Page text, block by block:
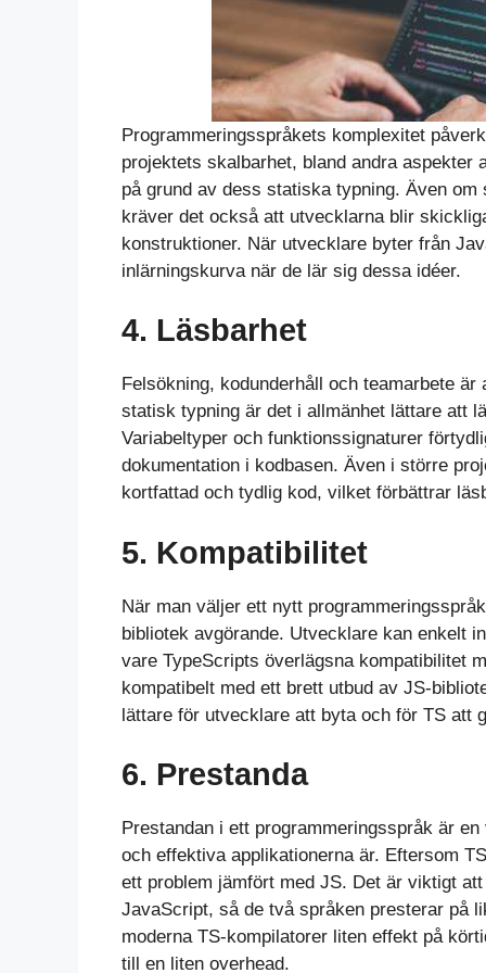
Programmeringsspråkets komplexitet
projektets skalbarhet, bland andra
på grund av dess statiska typning. Även
kräver det också att utvecklarna blir
konstruktioner. När utvecklare byter från
inlärningskurva när de lär sig dessa idéer.
4. Läsbarhet
Felsökning, kodunderhåll och teamarbete
statisk typning är det i allmänhet lättare att
Variabeltyper och funktionssignaturer
dokumentation i kodbasen. Även i större
kortfattad och tydlig kod, vilket förbättrar
5. Kompatibilitet
När man väljer ett nytt
bibliotek avgörande. Utvecklare kan enkelt
vare TypeScripts överlägsna kompatibilitet
kompatibelt med ett brett utbud av JS-
lättare för utvecklare att byta och för TS att
6. Prestanda
Prestandan i ett programmeringsspråk är
och effektiva applikationerna är. Eftersom
ett problem jämfört med JS. Det är viktigt
JavaScript, så de två språken presterar på
moderna TS-kompilatorer liten effekt på
till en liten overhead.